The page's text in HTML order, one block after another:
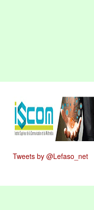
Tweets by @Lefaso_net